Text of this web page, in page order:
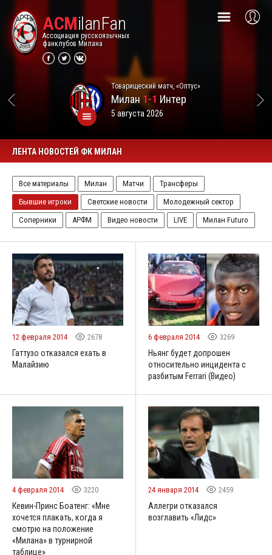
ACMilanFan
Ассоциация русскоязычных
фанклубов Милана
Товарищеский матч, «Оптус»
Милан1-1 Интер
5 августа 2026
ЛЕНТА НОВОСТЕЙ ФК МИЛАН
Все материалы Милан Матчи
Трансферы
Бывшие игроки
Светские новости
Молодежный сектор
Соперники
АРФМ Видео новости LIVE Милан Futuro
12 февраля 2014 2678
Гаттузо отказался ехать в
Малайзию
6 февраля 2014 3269
Ньянг будет допрошен
относительно инцидента с
разбитым Ferrari (Видео)
4 февраля 2014 3220
Кевин-Принс Боатенг: «Мне
хочется плакать, когда я
смотрю на положение
«Милана» в турнирной
таблице»
24 января 2014 2459
Аллегри отказался
возглавить «Лидс»